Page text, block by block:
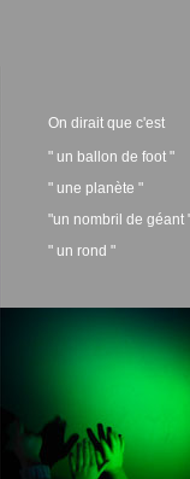
On dirait que c'est
" un ballon de foot "
" une planète "
"un nombril de géant
" un rond "